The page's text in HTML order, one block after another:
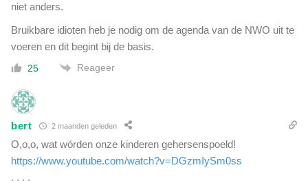
niet anders.
Bruikbare idioten heb je nodig om de agenda van de NWO uit te
voeren en dit begint bij de basis.
25 Reageer
bert 2 maanden geleden
O,o,o, wat wórden onze kinderen gehersenspoeld!
https://www.youtube.com/watch?v=DGzmIySm0ss
. . . .